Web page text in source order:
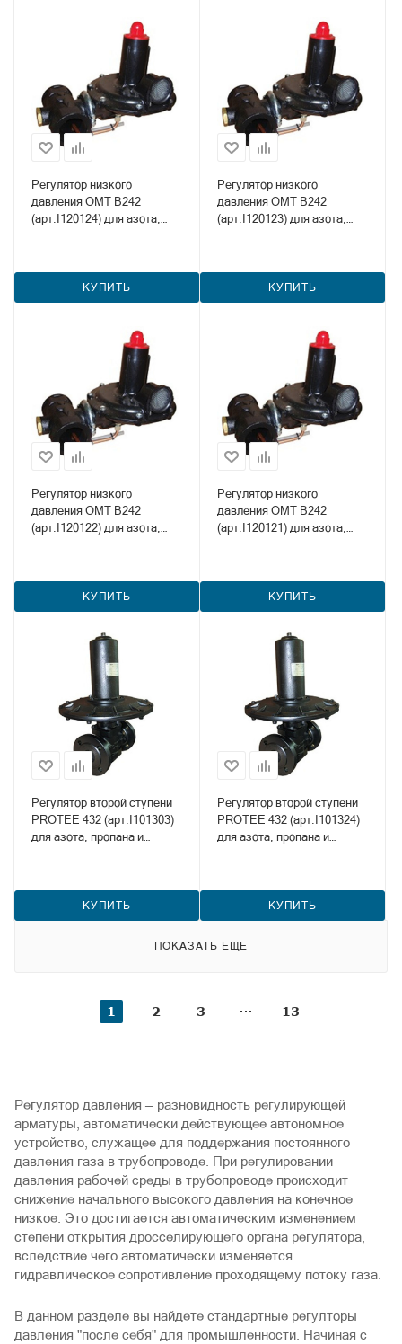
Регулятор низкого
давления OMT B242
(арт.I120124) для азота,
КУПИТЬ
Регулятор низкого
давления OMT B242
(арт.I120123) для азота,
КУПИТЬ
Регулятор низкого
давления OMT B242
(арт.I120122) для азота,
КУПИТЬ
Регулятор низкого
давления OMT B242
(арт.I120121) для азота,
КУПИТЬ
Регулятор второй ступени
PROTEE 432 (арт.I101303)
для азота, пропана и
КУПИТЬ
Регулятор второй ступени
PROTEE 432 (арт.I101324)
для азота, пропана и
КУПИТЬ
ПОКАЗАТЬ ЕЩЕ
1 2 3 13
Регулятор давления — разновидность регулирующей
арматуры, автоматически действующее автономное
устройство, служащее для поддержания постоянного
давления газа в трубопроводе. При регулировании
давления рабочей среды в трубопроводе происходит
снижение начального высокого давления на конечное
низкое. Это достигается автоматическим изменением
степени открытия дросселирующего органа регулятора,
вследствие чего автоматически изменяется
гидравлическое сопротивление проходящему потоку газа.
В данном разделе вы найдете стандартные регулторы
давления "после себя" для промышленности. Начиная с